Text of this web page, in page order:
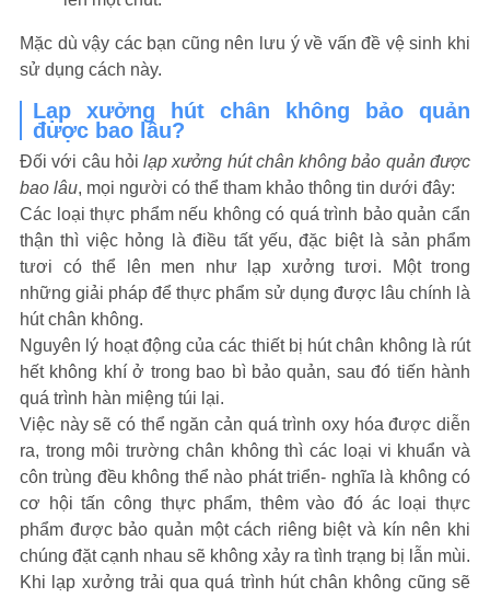
Mặc dù vậy các bạn cũng nên lưu ý về vấn đề vệ sinh khi
sử dụng cách này.
Lạp xưởng hút chân không bảo quản
được bao lâu?
Đối với câu hỏi lạp xưởng hút chân không bảo quản được
bao lâu, mọi người có thể tham khảo thông tin dưới đây:
Các loại thực phẩm nếu không có quá trình bảo quản cẩn
thận thì việc hỏng là điều tất yếu, đặc biệt là sản phẩm
tươi có thể lên men như lạp xưởng tươi. Một trong
những giải pháp để thực phẩm sử dụng được lâu chính là
hút chân không.
Nguyên lý hoạt động của các thiết bị hút chân không là rút
hết không khí ở trong bao bì bảo quản, sau đó tiến hành
quá trình hàn miệng túi lại.
Việc này sẽ có thể ngăn cản quá trình oxy hóa được diễn
ra, trong môi trường chân không thì các loại vi khuẩn và
côn trùng đều không thể nào phát triển- nghĩa là không có
cơ hội tấn công thực phẩm, thêm vào đó ác loại thực
phẩm được bảo quản một cách riêng biệt và kín nên khi
chúng đặt cạnh nhau sẽ không xảy ra tình trạng bị lẫn mùi.
Khi lạp xưởng trải qua quá trình hút chân không cũng sẽ